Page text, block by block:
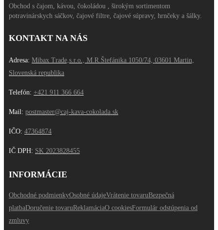
Obchod s čajom, kávou, čokoládou , širokým sortimentom
potravinárskych sáčkov, čajové filtre, čajové súpravy, hrnčeky a šálky.
KONTAKT NA NÁS
Adresa: Mibax Trade,s.r.o., M.R.Štefánika 1050/74, 03601 Martin,
Slovenská republika
Telefón: +421 911 366 664
Mail: postmaster@caj-kava-cokolada.sk
IČO: 47364874
IČ DPH: SK 2023828455
INFORMÁCIE
Obchodné podmienkyOsobné údajeVrátenie tovaruBezpečná
platbaDoručenie tovaruReklamáciaO cookiesFormulár odstúpenia od
zmluvy